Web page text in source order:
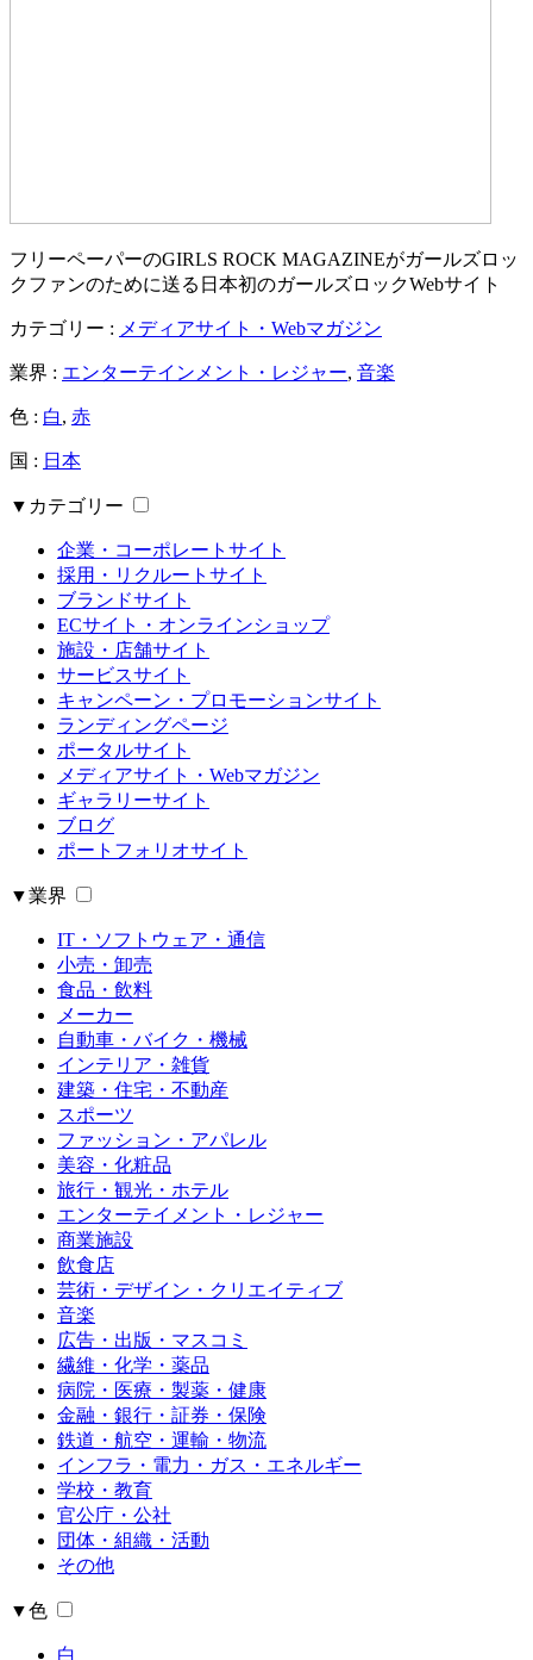
フリーペーパーのGIRLS ROCK MAGAZINEがガールズロッ
クファンのために送る日本初のガールズロックWebサイト
カテゴリー : メディアサイト・Webマガジン
業界 : エンターテインメント・レジャー, 音楽
色 : 白, 赤
国 : 日本
▼カテゴリー
企業・コーポレートサイト
採用・リクルートサイト
ブランドサイト
ECサイト・オンラインショップ
施設・店舗サイト
サービスサイト
キャンペーン・プロモーションサイト
ランディングページ
ポータルサイト
メディアサイト・Webマガジン
ギャラリーサイト
ブログ
ポートフォリオサイト
▼業界
IT・ソフトウェア・通信
小売・卸売
食品・飲料
メーカー
自動車・バイク・機械
インテリア・雑貨
建築・住宅・不動産
スポーツ
ファッション・アパレル
美容・化粧品
旅行・観光・ホテル
エンターテイメント・レジャー
商業施設
飲食店
芸術・デザイン・クリエイティブ
音楽
広告・出版・マスコミ
繊維・化学・薬品
病院・医療・製薬・健康
金融・銀行・証券・保険
鉄道・航空・運輸・物流
インフラ・電力・ガス・エネルギー
学校・教育
官公庁・公社
団体・組織・活動
その他
▼色
白